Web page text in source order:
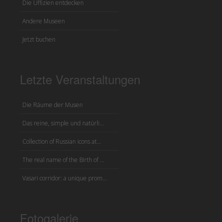
Die Uffizien entdecken
Andere Museen
Jetzt buchen
Letzte Veranstaltungen
Die Räume der Musen
Das reine, simple und natürli...
Collection of Russian icons at...
The real name of the Birth of ...
Vasari corridor: a unique prom...
Fotogalerie